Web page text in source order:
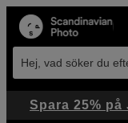
Hej, vad söker du
Spara 25%